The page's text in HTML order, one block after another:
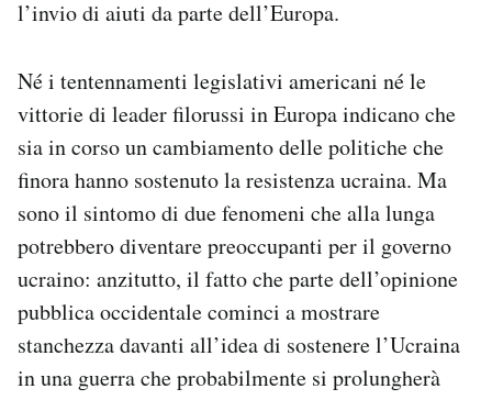
l’invio di aiuti da parte dell’Europa.
Né i tentennamenti legislativi americani né le
vittorie di leader filorussi in Europa indicano che
sia in corso un cambiamento delle politiche che
finora hanno sostenuto la resistenza ucraina. Ma
sono il sintomo di due fenomeni che alla lunga
potrebbero diventare preoccupanti per il governo
ucraino: anzitutto, il fatto che parte dell’opinione
pubblica occidentale cominci a mostrare
stanchezza davanti all’idea di sostenere l’Ucraina
in una guerra che probabilmente si prolungherà